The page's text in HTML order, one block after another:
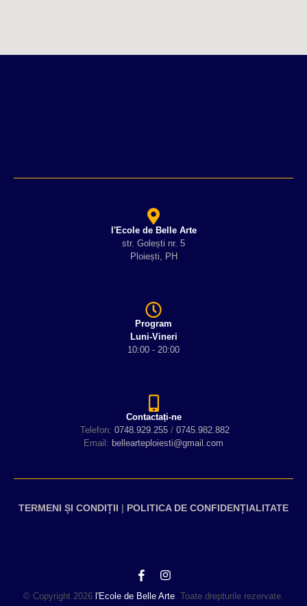
l'Ecole de Belle Arte
str. Golești nr. 5
Ploiești, PH
Program
Luni-Vineri
10:00 - 20:00
Contactați-ne
Telefon: 0748.929.255 / 0745.982.882
Email: bellearteploiesti@gmail.com
TERMENI ȘI CONDIȚII | POLITICA DE CONFIDENȚIALITATE
© Copyright 2026 l'Ecole de Belle Arte. Toate drepturile rezervate.